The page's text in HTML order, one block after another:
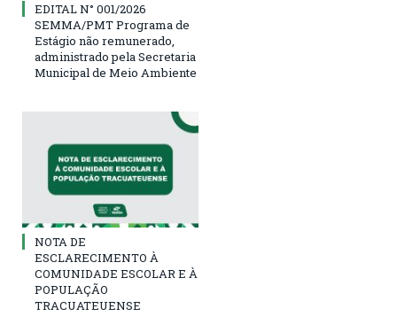
EDITAL N° 001/2026
SEMMA/PMT Programa de
Estágio não remunerado,
administrado pela Secretaria
Municipal de Meio Ambiente
NOTA DE
ESCLARECIMENTO À
COMUNIDADE ESCOLAR E À
POPULAÇÃO
TRACUATEUENSE